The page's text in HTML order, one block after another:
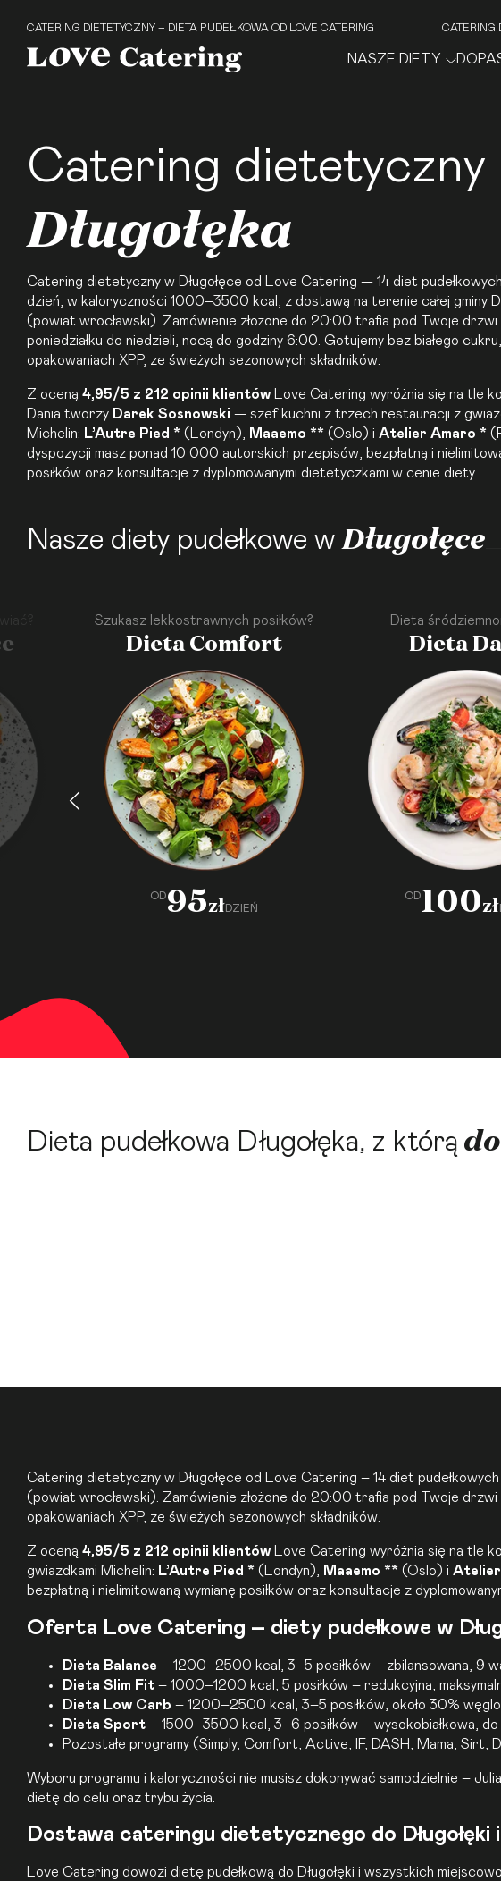
CATERING DIETETYCZNY – DIETA PUDEŁKOWA OD LOVE CATERING CATERING
NASZE DIETY
Catering dietetyczny
Długołęka
Catering dietetyczny w Długołęce od Love Catering — 14 diet
dzień, w kaloryczności 1000–3500 kcal, z dostawą na terenie całej gminy
(powiat wrocławski). Zamówienie złożone do 20:00 trafia pod Twoje drzwi
poniedziałku do niedzieli, nocą do godziny 6:00. Gotujemy bez białego
opakowaniach XPP, ze świeżych sezonowych składników.
Z oceną 4,95/5 z 212 opinii klientów Love Catering wyróżnia się na tle
Dania tworzy Darek Sosnowski — szef kuchni z trzech restauracji z
Michelin: L’Autre Pied * (Londyn), Maaemo ** (Oslo) i Atelier Amaro *
dyspozycji masz ponad 10 000 autorskich przepisów, bezpłatną i
posiłków oraz konsultacje z dyplomowanymi dietetyczkami w cenie diety.
Nasze diety pudełkowe wDługołęce
·
Szukasz lekkostrawnych posiłków?
Dieta Comfort
OD95zł DZIEŃ
Dieta
Dieta
OD100zł
Dieta pudełkowa Długołęka, z którą
Catering dietetyczny w Długołęce od Love Catering – 14 diet
(powiat wrocławski). Zamówienie złożone do 20:00 trafia pod Twoje
opakowaniach XPP, ze świeżych sezonowych składników.
Z oceną 4,95/5 z 212 opinii klientów Love Catering wyróżnia się na tle
gwiazdkami Michelin: L’Autre Pied * (Londyn), Maaemo ** (Oslo) i
bezpłatną i nielimitowaną wymianę posiłków oraz konsultacje z
Oferta Love Catering – diety pudełkowe w
Dieta Balance – 1200–2500 kcal, 3–5 posiłków – zbilansowana, 9
Dieta Slim Fit – 1000–1200 kcal, 5 posiłków – redukcyjna,
Dieta Low Carb – 1200–2500 kcal, 3–5 posiłków, około 30%
Dieta Sport – 1500–3500 kcal, 3–6 posiłków – wysokobiałkowa,
Pozostałe programy (Simply, Comfort, Active, IF, DASH , Mama, Sirt
Wyboru programu i kaloryczności nie musisz dokonywać samodzielnie –
dietę do celu oraz trybu życia.
Dostawa cateringu dietetycznego do Długołęki i
Love Catering dowozi dietę pudełkową do Długołęki i wszystkich